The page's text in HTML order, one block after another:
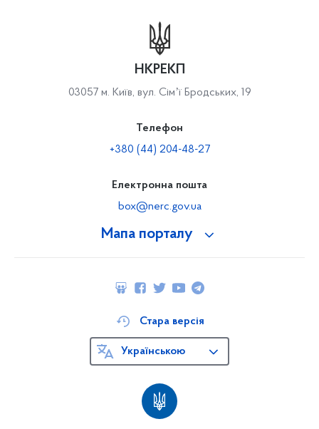
Мапа порталу
НКРЕКП
03057 м. Київ, вул. Сімʼї Бродських, 19
Телефон
+380 (44) 204-48-27
Електронна пошта
box@nerc.gov.ua
Стара версія
Українською